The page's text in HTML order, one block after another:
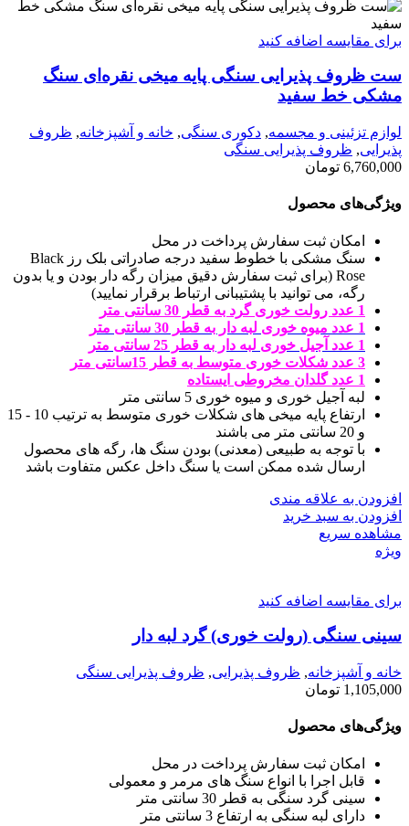
برای مقایسه اضافه کنید
ست ظروف پذیرایی سنگی پایه میخی نقره‌ای سنگ
مشکی خط سفید
لوازم تزئینی و مجسمه, دکوری سنگی, خانه و آشپزخانه, ظروف
پذیرایی, ظروف پذیرایی سنگی
6,760,000 تومان
ویژگی‌های محصول
امکان ثبت سفارش پرداخت در محل
سنگ مشکی با خطوط سفید درجه صادراتی بلک رز Black
Rose (برای ثبت سفارش دقیق میزان رگه دار بودن و یا بدون
رگه، می توانید با پشتیبانی ارتباط برقرار نمایید)
1 عدد رولت خوری گرد به قطر 30 سانتی متر
1 عدد میوه خوری لبه دار به قطر 30 سانتی متر
1 عدد آجیل خوری لبه دار به قطر 25 سانتی متر
3 عدد شکلات خوری متوسط به قطر 15سانتی متر
1 عدد گلدان مخروطی ایستاده
لبه آجیل خوری و میوه خوری 5 سانتی متر
ارتفاع پایه میخی های شکلات خوری متوسط به ترتیب 10 - 15
و 20 سانتی متر می باشند
با توجه به طبیعی (معدنی) بودن سنگ ها، رگه های محصول
ارسال شده ممکن است یا سنگ داخل عکس متفاوت باشد
افزودن به علاقه مندی
افزودن به سبد خرید
مشاهده سریع
ویژه
برای مقایسه اضافه کنید
سینی سنگی (رولت خوری) گرد لبه دار
خانه و آشپزخانه, ظروف پذیرایی, ظروف پذیرایی سنگی
1,105,000 تومان
ویژگی‌های محصول
امکان ثبت سفارش پرداخت در محل
قابل اجرا با انواع سنگ های مرمر و معمولی
سینی گرد سنگی به قطر 30 سانتی متر
دارای لبه سنگی به ارتفاع 3 سانتی متر